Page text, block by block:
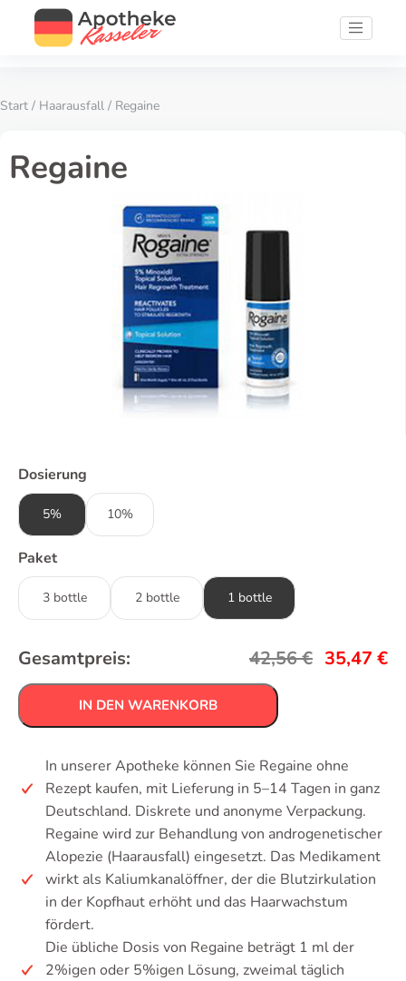
Start / Haarausfall / Regaine
Regaine
Dosierung
5% 10%
Paket
3 bottle 2 bottle 1 bottle
Gesamtpreis: 42,56€ 35,47 €
IN DEN WARENKORB
In unserer Apotheke können Sie Regaine ohne
Rezept kaufen, mit Lieferung in 5–14 Tagen in ganz
Deutschland. Diskrete und anonyme Verpackung.
Regaine wird zur Behandlung von androgenetischer
Alopezie (Haarausfall) eingesetzt. Das Medikament
wirkt als Kaliumkanalöffner, der die Blutzirkulation
in der Kopfhaut erhöht und das Haarwachstum
fördert.
Die übliche Dosis von Regaine beträgt 1 ml der
2%igen oder 5%igen Lösung, zweimal täglich